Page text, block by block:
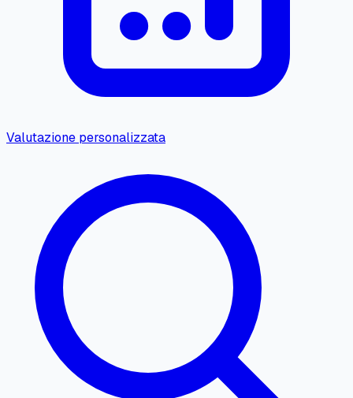
Valutazione personalizzata